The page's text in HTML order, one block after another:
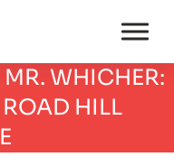
WHICHER:
HILL